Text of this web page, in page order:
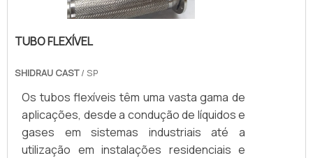
TUBO FLEXÍVEL
SHIDRAU CAST/ SP
Os tubos flexíveis têm uma vasta gama de
aplicações, desde a condução de líquidos e
gases em sistemas industriais até a
utilização em instalações residenciais e